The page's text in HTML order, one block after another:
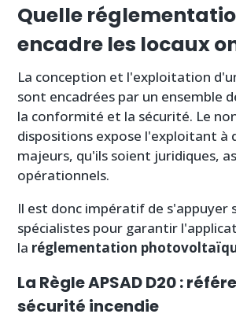
Quelle
encadre les locaux
La conception et l'exploitation
sont encadrées par un ensemble
la conformité et la sécurité. Le
dispositions expose l'exploitant à
majeurs, qu'ils soient juridiques,
opérationnels.
Il est donc impératif de s'appuyer
spécialistes pour garantir
la réglementation
La Règle APSAD D20 :
sécurité incendie